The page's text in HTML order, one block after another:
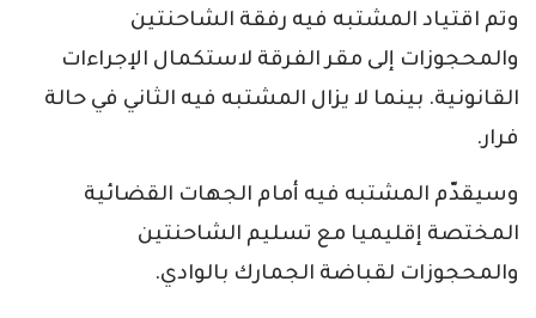
وتم اقتياد المشتبه فيه رفقة الشاحنتين
والمحجوزات إلى مقر الفرقة لاستكمال الإجراءات
القانونية. بينما لا يزال المشتبه فيه الثاني في حالة
فرار.
وسيقدّم المشتبه فيه أمام الجهات القضائية
المختصة إقليميا مع تسليم الشاحنتين
والمحجوزات لقباضة الجمارك بالوادي.